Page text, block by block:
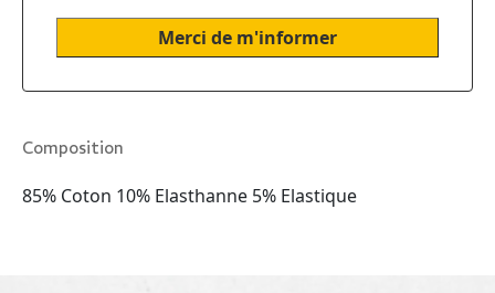
Composition
85% Coton 10% Elasthanne 5% Elastique